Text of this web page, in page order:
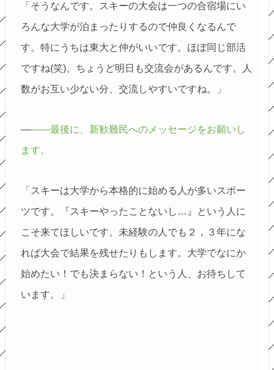
「そうなんです。スキーの大会は一つの合宿場にい
ろんな大学が泊まったりするので仲良くなるんで
す。特にうちは東大と仲がいいです。ほぼ同じ部活
ですね(笑)。ちょうど明日も交流会があるんです。人
数がお互い少ない分、交流しやすいですね。」
―――最後に、新歓難民へのメッセージをお願いし
ます。
「スキーは大学から本格的に始める人が多いスポー
ツです。『スキーやったことないし…』という人に
こそ来てほしいです。未経験の人でも２，３年にな
れば大会で結果を残せたりもします。大学でなにか
始めたい！でも決まらない！という人、お待ちして
います。」